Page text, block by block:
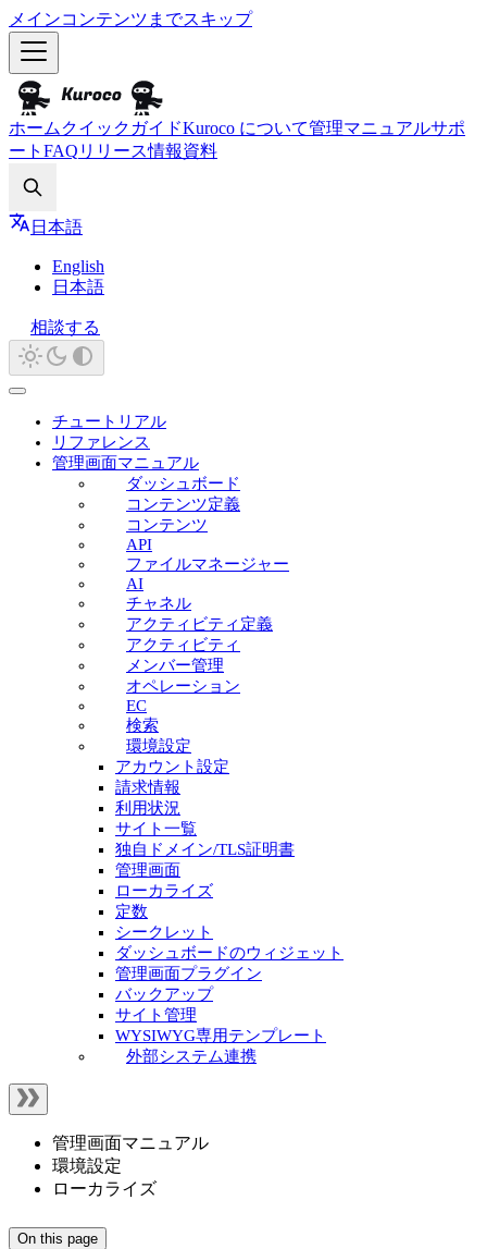
メインコンテンツまでスキップ
ホーム クイックガイドKuroco について管理マニュアルサポ
ート FAQ リリース情報資料
日本語
English
日本語
相談する
チュートリアル
リファレンス
管理画面マニュアル
ダッシュボード
コンテンツ定義
コンテンツ
API
ファイルマネージャー
AI
チャネル
アクティビティ定義
アクティビティ
メンバー管理
オペレーション
EC
検索
環境設定
アカウント設定
請求情報
利用状況
サイト一覧
独自ドメイン/TLS証明書
管理画面
ローカライズ
定数
シークレット
ダッシュボードのウィジェット
管理画面プラグイン
バックアップ
サイト管理
WYSIWYG専用テンプレート
外部システム連携
管理画面マニュアル
環境設定
ローカライズ
On this page